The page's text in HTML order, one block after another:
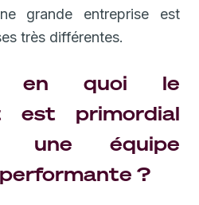
grande entreprise est
très différentes.
en quoi le
est primordial
une équipe
?